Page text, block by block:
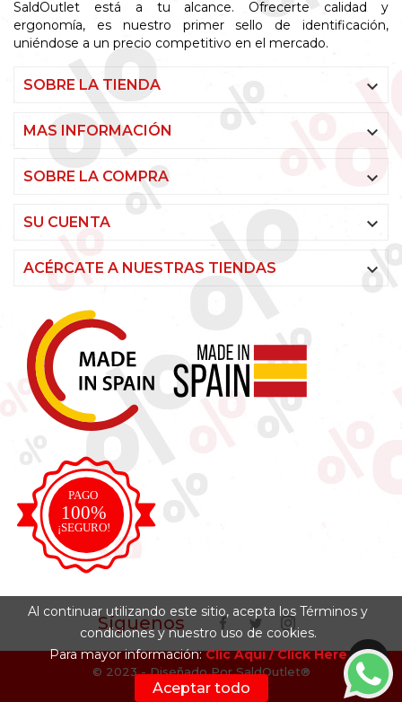
Al continuar utilizando este sitio, acepta los Términos y
condiciones y nuestro uso de cookies.
Para mayor información:Clic Aquí / Click Here
Aceptar todo
SaldOutlet está a tu alcance. Ofrecerte calidad y
ergonomía, es nuestro primer sello de identificación,
uniéndose a un precio competitivo en el mercado.
SOBRE LA TIENDA 
MAS INFORMACIÓN 
SOBRE LA COMPRA 
SU CUENTA 
ACÉRCATE A NUESTRAS TIENDAS 
Síguenos
© 2023 - Diseñado Por SaldOutlet®